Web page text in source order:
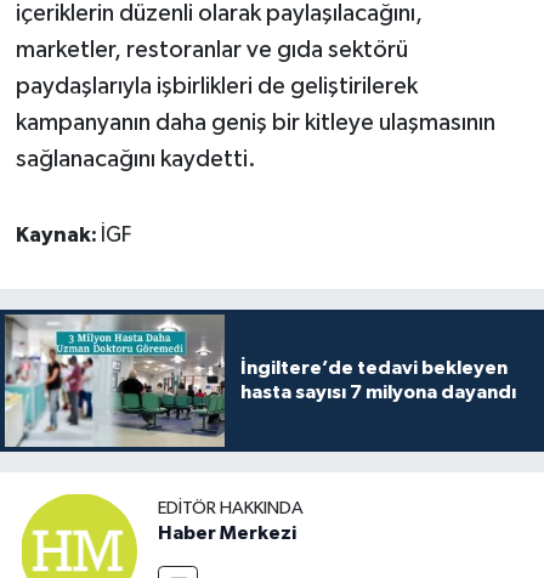
içeriklerin düzenli olarak paylaşılacağını,
marketler, restoranlar ve gıda sektörü
paydaşlarıyla işbirlikleri de geliştirilerek
kampanyanın daha geniş bir kitleye ulaşmasının
sağlanacağını kaydetti.
Kaynak: İGF
İngiltere’de tedavi bekleyen
hasta sayısı 7 milyona dayandı
EDITÖR HAKKINDA
Haber Merkezi